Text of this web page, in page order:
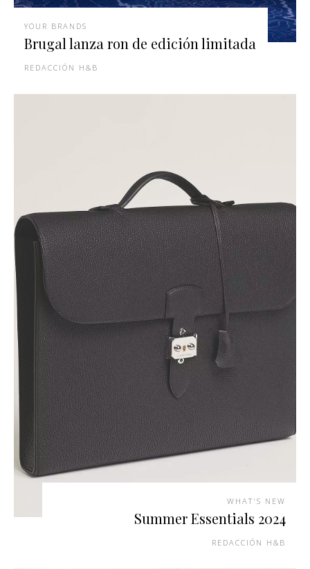
YOUR BRANDS
Brugal lanza ron de edición limitada
REDACCIÓN H&B
WHAT'S NEW
Summer Essentials 2024
REDACCIÓN H&B